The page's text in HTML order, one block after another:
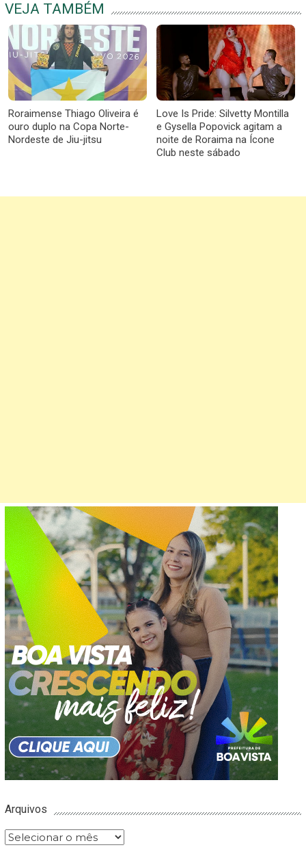
VEJA TAMBÉM
Roraimense Thiago Oliveira é
ouro duplo na Copa Norte-
Nordeste de Jiu-jitsu
Love Is Pride: Silvetty Montilla
e Gysella Popovick agitam a
noite de Roraima na Ícone
Club neste sábado
Arquivos
Arquivos